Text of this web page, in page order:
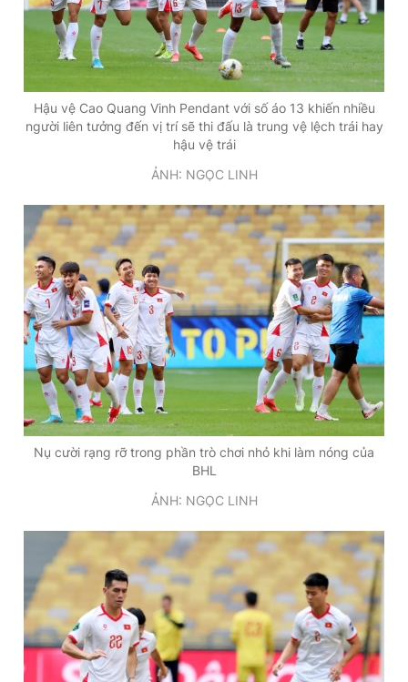
Hậu vệ Cao Quang Vinh Pendant với số áo 13 khiến nhiều
người liên tưởng đến vị trí sẽ thi đấu là trung vệ lệch trái hay
hậu vệ trái
ẢNH: NGỌC LINH
Nụ cười rạng rỡ trong phần trò chơi nhỏ khi làm nóng của
BHL
ẢNH: NGỌC LINH